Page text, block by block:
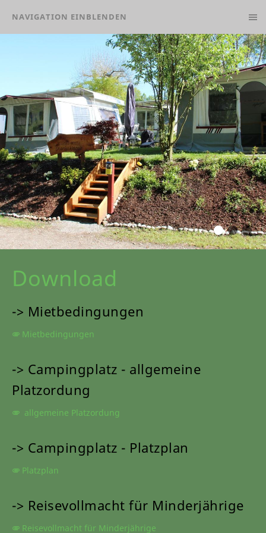
NAVIGATION EINBLENDEN
Download
-> Mietbedingungen
Mietbedingungen
-> Campingplatz - allgemeine
Platzordung
allgemeine Platzordung
-> Campingplatz - Platzplan
Platzplan
-> Reisevollmacht für Minderjährige
Reisevollmacht für Minderjährige